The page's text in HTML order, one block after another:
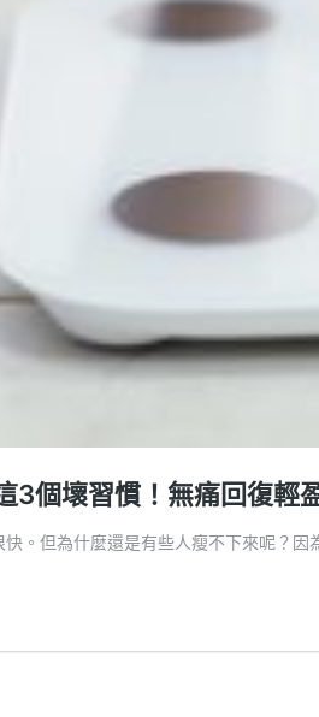
3個壞習慣！無痛回復輕
。但為什麼還是有些人瘦不下來呢？